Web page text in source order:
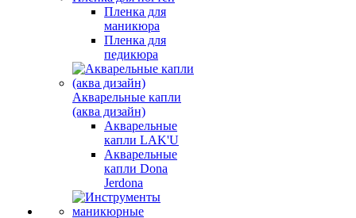
Пленка для
маникюра
Пленка для
педикюра
Акварельные капли
(аква дизайн)
Акварельные
капли LAK'U
Акварельные
капли Dona
Jerdona